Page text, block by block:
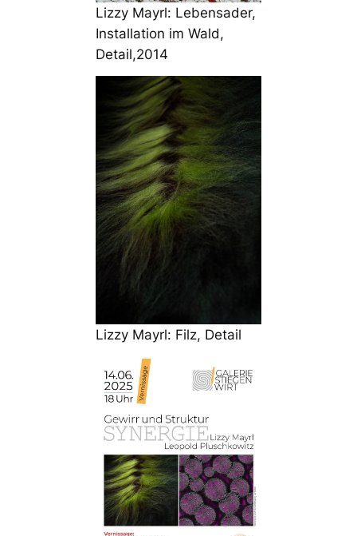
Lizzy Mayrl: Lebensader,
Installation im Wald,
Detail,2014
Lizzy Mayrl: Filz, Detail